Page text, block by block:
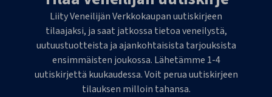
Liity Veneilijän Verkkokaupan uutiskirjeen
tilaajaksi, ja saat jatkossa tietoa veneilystä,
uutuustuotteista ja ajankohtaisista tarjouksista
ensimmäisten joukossa. Lähetämme 1-4
uutiskirjettä kuukaudessa. Voit perua uutiskirjeen
tilauksen milloin tahansa.